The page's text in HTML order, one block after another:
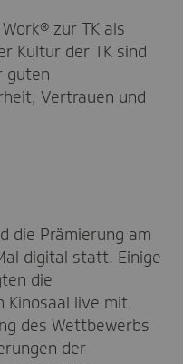
zur TK als
Kultur der TK sind
guten
Vertrauen und
die Prämierung am
digital statt. Einige
die
Kinosaal live mit.
des Wettbewerbs
der